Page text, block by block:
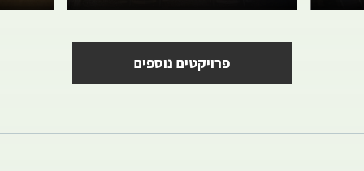
פרויקטים נוספים